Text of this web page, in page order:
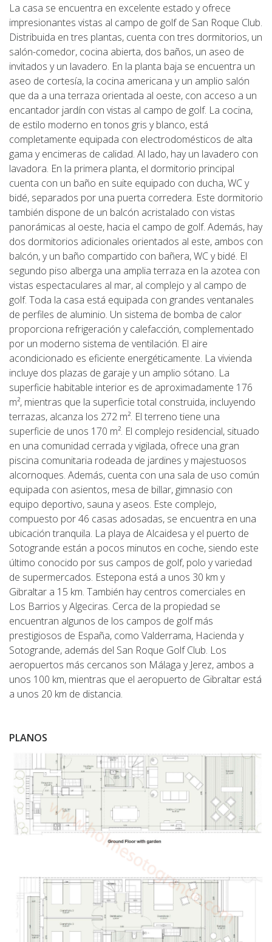
La casa se encuentra en excelente estado y ofrece
impresionantes vistas al campo de golf de San Roque Club.
Distribuida en tres plantas, cuenta con tres dormitorios, un
salón-comedor, cocina abierta, dos baños, un aseo de
invitados y un lavadero. En la planta baja se encuentra un
aseo de cortesía, la cocina americana y un amplio salón
que da a una terraza orientada al oeste, con acceso a un
encantador jardín con vistas al campo de golf. La cocina,
de estilo moderno en tonos gris y blanco, está
completamente equipada con electrodomésticos de alta
gama y encimeras de calidad. Al lado, hay un lavadero con
lavadora. En la primera planta, el dormitorio principal
cuenta con un baño en suite equipado con ducha, WC y
bidé, separados por una puerta corredera. Este dormitorio
también dispone de un balcón acristalado con vistas
panorámicas al oeste, hacia el campo de golf. Además, hay
dos dormitorios adicionales orientados al este, ambos con
balcón, y un baño compartido con bañera, WC y bidé. El
segundo piso alberga una amplia terraza en la azotea con
vistas espectaculares al mar, al complejo y al campo de
golf. Toda la casa está equipada con grandes ventanales
de perfiles de aluminio. Un sistema de bomba de calor
proporciona refrigeración y calefacción, complementado
por un moderno sistema de ventilación. El aire
acondicionado es eficiente energéticamente. La vivienda
incluye dos plazas de garaje y un amplio sótano. La
superficie habitable interior es de aproximadamente 176
m², mientras que la superficie total construida, incluyendo
terrazas, alcanza los 272 m². El terreno tiene una
superficie de unos 170 m². El complejo residencial, situado
en una comunidad cerrada y vigilada, ofrece una gran
piscina comunitaria rodeada de jardines y majestuosos
alcornoques. Además, cuenta con una sala de uso común
equipada con asientos, mesa de billar, gimnasio con
equipo deportivo, sauna y aseos. Este complejo,
compuesto por 46 casas adosadas, se encuentra en una
ubicación tranquila. La playa de Alcaidesa y el puerto de
Sotogrande están a pocos minutos en coche, siendo este
último conocido por sus campos de golf, polo y variedad
de supermercados. Estepona está a unos 30 km y
Gibraltar a 15 km. También hay centros comerciales en
Los Barrios y Algeciras. Cerca de la propiedad se
encuentran algunos de los campos de golf más
prestigiosos de España, como Valderrama, Hacienda y
Sotogrande, además del San Roque Golf Club. Los
aeropuertos más cercanos son Málaga y Jerez, ambos a
unos 100 km, mientras que el aeropuerto de Gibraltar está
a unos 20 km de distancia.
PLANOS